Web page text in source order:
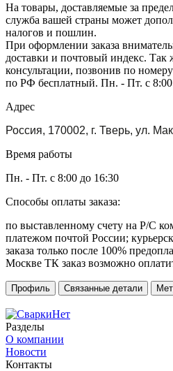
На товары, доставляемые за
служба вашей страны может
налогов и пошлин.
При оформлении заказа
доставки и почтовый индекс. Так
консультации, позвонив по номеру
по РФ бесплатный. Пн. - Пт. с 8:00
Адрес
Россия, 170002, г. Тверь, ул.
Время работы
Пн. - Пт. с 8:00 до 16:30
Способы оплаты заказа:
по выставленному счету на Р/С
платежом почтой России;
заказа только после 100%
Москве ТК заказ возможно
Профиль Связанные детали
Разделы
О компании
Новости
Контакты